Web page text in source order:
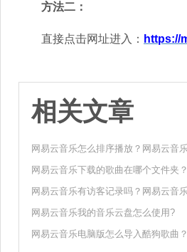
方法二：
直接点击网址进入： https://
相关文章
网易云音乐怎么排序播放？网易云音
网易云音乐下载的歌曲在哪个文件夹？
网易云音乐有访客记录吗？网易云音
网易云音乐我的音乐云盘怎么使用?
网易云音乐电脑版怎么导入酷狗歌曲？